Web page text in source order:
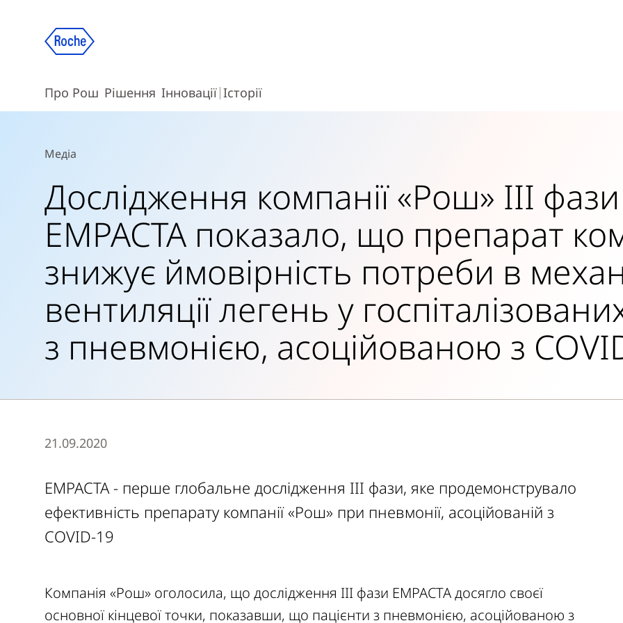
Про Рош Рішення Інновації Історії
Медіа
Дослідження компанії «Рош» III фази
EMPACTA показало, що препарат
знижує ймовірність потреби в
вентиляції легень у
з пневмонією, асоційованою з
21.09.2020
EMPACTA - перше глобальне дослідження III фази, яке продемонструвало
ефективність препарату компанії «Рош» при пневмонії, асоційованій з
COVID-19
Компанія «Рош» оголосила, що дослідження III фази EMPACTA досягло своєї
основної кінцевої точки, показавши, що пацієнти з пневмонією, асоційованою з